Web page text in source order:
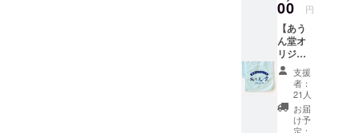
販品と
は異な
るパッ
ケージ
ング
（18g
x3パッ
ク、オ
リジナ
ルラベ
ホール
から御
礼の
メール
をお送
りいた
しま
す。 ※
製造
者：珈
クト終
ホール
から御
礼の
メール
をお送
りいた
しま
す。 ※
00 円
【あう
ん堂オ
リジナ
ルマフ
ラータ
オル】
ライブ
に必須
のマフ
支援
者：
21人
お届
け予